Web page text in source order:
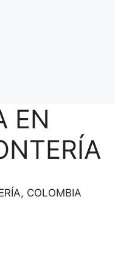
EN
COLOMBIA